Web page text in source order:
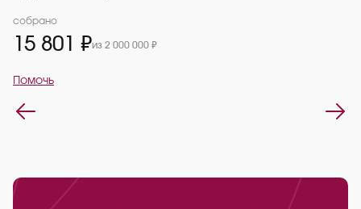
собрано
15 801 ₽из 2 000 000 ₽
Помочь